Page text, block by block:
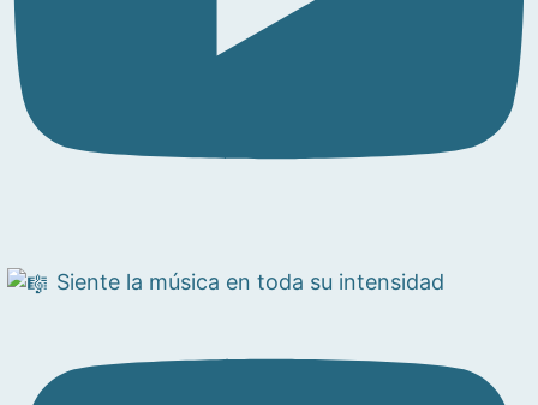
Siente la música en toda su intensidad